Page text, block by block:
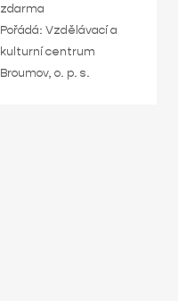
zdarma
Pořádá: Vzdělávací a
kulturní centrum
Broumov, o. p. s.